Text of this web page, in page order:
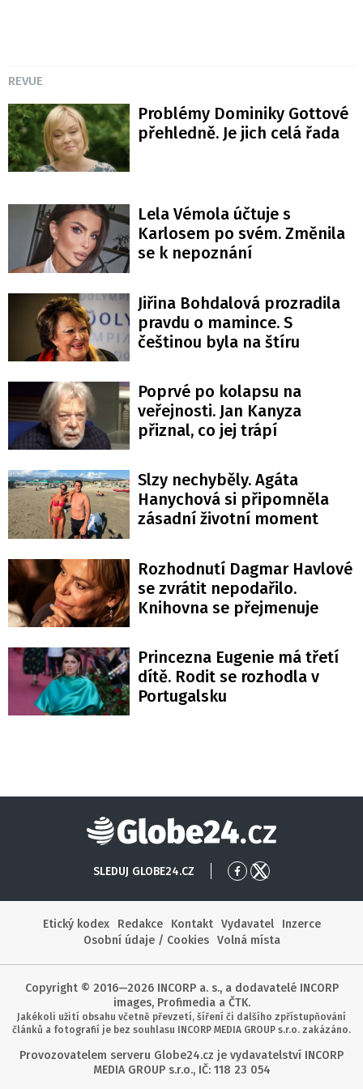
REVUE
Problémy Dominiky Gottové
přehledně. Je jich celá řada
Lela Vémola účtuje s
Karlosem po svém. Změnila
se k nepoznání
Jiřina Bohdalová prozradila
pravdu o mamince. S
češtinou byla na štíru
Poprvé po kolapsu na
veřejnosti. Jan Kanyza
přiznal, co jej trápí
Slzy nechyběly. Agáta
Hanychová si připomněla
zásadní životní moment
Rozhodnutí Dagmar Havlové
se zvrátit nepodařilo.
Knihovna se přejmenuje
Princezna Eugenie má třetí
dítě. Rodit se rozhodla v
Portugalsku
Globe24
SLEDUJ GLOBE24.CZ
Přejít
Facebook
Přejít
X
Etický kodex
Redakce Kontakt Vydavatel
Inzerce
Osobní údaje / Cookies
Volná místa
Copyright © 2016—2026 INCORP a. s., a dodavatelé INCORP
images, Profimedia a ČTK.
Jakékoli užití obsahu včetně převzetí, šíření či dalšího zpřístupňování
článků a fotografií je bez souhlasu INCORP MEDIA GROUP s.r.o. zakázáno.
Provozovatelem serveru Globe24.cz je vydavatelství INCORP
MEDIA GROUP s.r.o., IČ: 118 23 054